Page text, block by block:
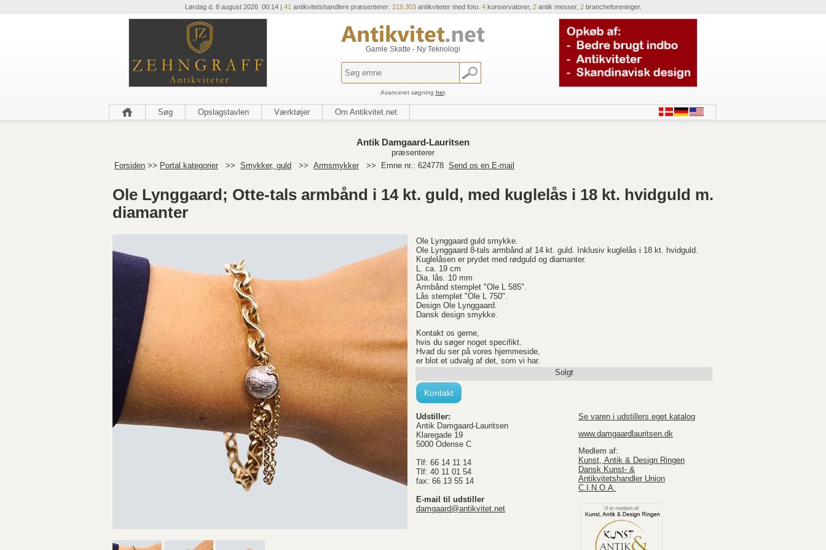
Lørdag d. 8 august 2026 00:14 | 41 antikvitetshandlere præsenterer: 219.303antikviteter med foto. 4konservatorer, 2antik messer, 2brancheforeninger.
Gamle Skatte - Ny Teknologi
Avanceret søgning her.
Søg Opslagstavlen Værktøjer Om Antikvitet.net
Antik Damgaard-Lauritsen
præsenterer
Forsiden >> Portal kategorier >> Smykker, guld >> Armsmykker >> Emne nr.: 624778 Send os en E-mail
Ole Lynggaard; Otte-tals armbånd i 14 kt. guld, med kuglelås i 18 kt. hvidguld m.
diamanter
Ole Lynggaard guld smykke.
Ole Lynggaard 8-tals armbånd af 14 kt. guld. Inklusiv kuglelås i 18 kt. hvidguld.
Kuglelåsen er prydet med rødguld og diamanter.
L. ca. 19 cm
Dia. lås. 10 mm
Armbånd stemplet "Ole L 585".
Lås stemplet "Ole L 750".
Design Ole Lynggaard.
Dansk design smykke.
Kontakt os gerne,
hvis du søger noget specifikt.
Hvad du ser på vores hjemmeside,
er blot et udvalg af det, som vi har.
Solgt
Kontakt
Udstiller:
Antik Damgaard-Lauritsen
Klaregade 19
5000 Odense C
Tlf: 66 14 11 14
Tlf: 40 11 01 54
fax: 66 13 55 14
E-mail til udstiller
damgaard@antikvitet.net
Se varen i udstillers eget katalog
www.damgaardlauritsen.dk
Medlem af:
Kunst, Antik & Design Ringen
Dansk Kunst- &
Antikvitetshandler Union
C.I.N.O.A.